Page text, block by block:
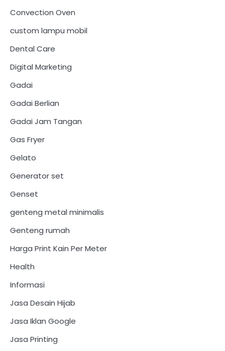
Convection Oven
custom lampu mobil
Dental Care
Digital Marketing
Gadai
Gadai Berlian
Gadai Jam Tangan
Gas Fryer
Gelato
Generator set
Genset
genteng metal minimalis
Genteng rumah
Harga Print Kain Per Meter
Health
Informasi
Jasa Desain Hijab
Jasa Iklan Google
Jasa Printing